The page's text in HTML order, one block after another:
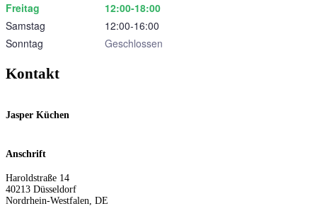
Freitag
12:00‑18:00
Samstag
12:00‑16:00
Sonntag
Geschlossen
Kontakt
Jasper Küchen
Anschrift
Haroldstraße 14
40213 Düsseldorf
Nordrhein-Westfalen, DE